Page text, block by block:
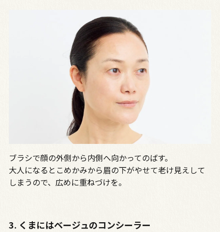
ブラシで顔の外側から内側へ向かってのばす。
大人になるとこめかみから眉の下がやせて老け見えして
しまうので、広めに重ねづけを。
3. くまにはベージュのコンシーラー